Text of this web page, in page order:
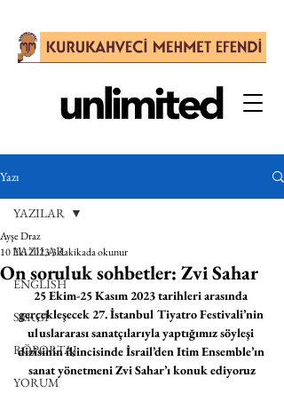
Yazı
YAZILAR
ENGLISH
SERGİ
RÖPORTAJ
YORUM
YAZILAR
On soruluk sohbetler: Zvi Sahar
Ayşe Draz
10 Eki 20233 dakikada okunur
25 Ekim-25 Kasım 2023 tarihleri arasında
gerçekleşecek 27. İstanbul Tiyatro Festivali’nin
uluslararası sanatçılarıyla yaptığımız söyleşi
dizisinin ikincisinde İsrail’den Itim Ensemble’ın
sanat yönetmeni Zvi Sahar’ı konuk ediyoruz